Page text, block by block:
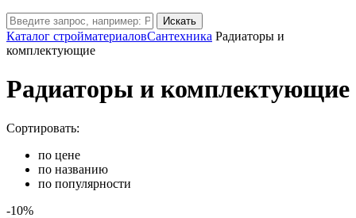
Искать
Каталог стройматериаловСантехника Радиаторы и
комплектующие
Радиаторы и комплектующие
Сортировать:
по цене
по названию
по популярности
-10%